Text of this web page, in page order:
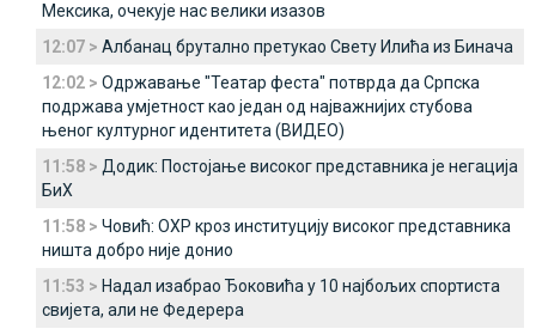
Мексика, очекује нас велики изазов
12:07 > Албанац брутално претукао Свету Илића из Бинача
12:02 > Одржавање "Театар феста" потврда да Српска
подржава умјетност као један од најважнијих стубова
њеног културног идентитета (ВИДЕО)
11:58 > Додик: Постојање високог представника је негација
БиХ
11:58 > Човић: ОХР кроз институцију високог представника
ништа добро није донио
11:53 > Надал изабрао Ђоковића у 10 најбољих спортиста
свијета, али не Федерера